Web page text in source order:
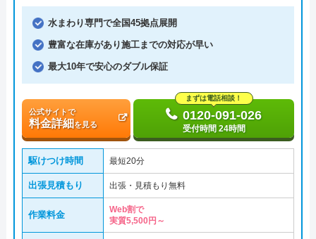
水まわり専門で全国45拠点展開
豊富な在庫があり施工までの対応が早い
最大10年で安心のダブル保証
公式サイトで
料金詳細を見る
まずは電話相談！
0120-091-026
受付時間 24時間
駆けつけ時間 最短20分
出張見積もり 出張・見積もり無料
作業料金
Web割で
実質5,500円～